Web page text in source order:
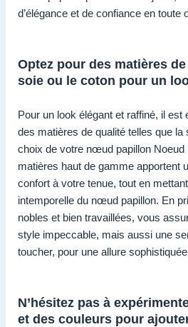
d’élégance et de confiance en toute
Optez pour des matières
soie ou le coton pour un
Pour un look élégant et raffiné, il est
des matières de qualité telles que la
choix de votre nœud papillon Noeud
matières haut de gamme apportent
confort à votre tenue, tout en
intemporelle du nœud papillon. En
nobles et bien travaillées, vous
style impeccable, mais aussi une
toucher, pour une allure
N’hésitez pas à
et des couleurs pour